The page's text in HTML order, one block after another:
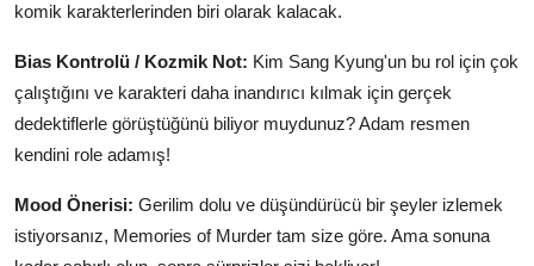
komik karakterlerinden biri olarak kalacak.
Bias Kontrolü / Kozmik Not: Kim Sang Kyung'un bu rol için çok
çalıştığını ve karakteri daha inandırıcı kılmak için gerçek
dedektiflerle görüştüğünü biliyor muydunuz? Adam resmen
kendini role adamış!
Mood Önerisi: Gerilim dolu ve düşündürücü bir şeyler izlemek
istiyorsanız, Memories of Murder tam size göre. Ama sonuna